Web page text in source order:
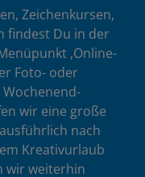
Zeichenkursen,
findest Du in der
‚Online-
Foto- oder
wir eine große
nach
Kreativurlaub
wir weiterhin